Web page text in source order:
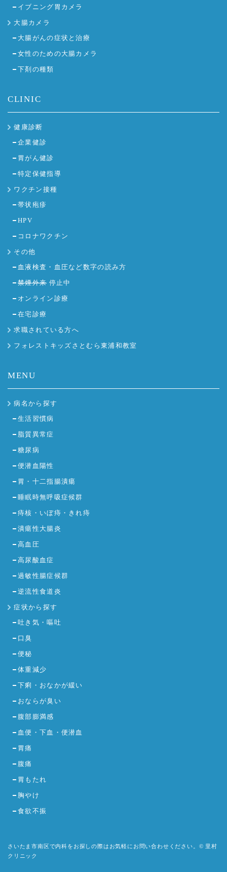
イブニング胃カメラ
大腸カメラ
大腸がんの症状と治療
女性のための大腸カメラ
下剤の種類
CLINIC
健康診断
企業健診
胃がん健診
特定保健指導
ワクチン接種
帯状疱疹
HPV
コロナワクチン
その他
血液検査・血圧など数字の読み方
禁煙外来停止中
オンライン診療
在宅診療
求職されている方へ
フォレストキッズさとむら東浦和教室
MENU
病名から探す
生活習慣病
脂質異常症
糖尿病
便潜血陽性
胃・十二指腸潰瘍
睡眠時無呼吸症候群
痔核・いぼ痔・きれ痔
潰瘍性大腸炎
高血圧
高尿酸血症
過敏性腸症候群
逆流性食道炎
症状から探す
吐き気・嘔吐
口臭
便秘
体重減少
下痢・おなかが緩い
おならが臭い
腹部膨満感
血便・下血・便潜血
胃痛
腹痛
胃もたれ
胸やけ
食欲不振
さいたま市南区で内科をお探しの際はお気軽にお問い合わせください。© 里村
クリニック